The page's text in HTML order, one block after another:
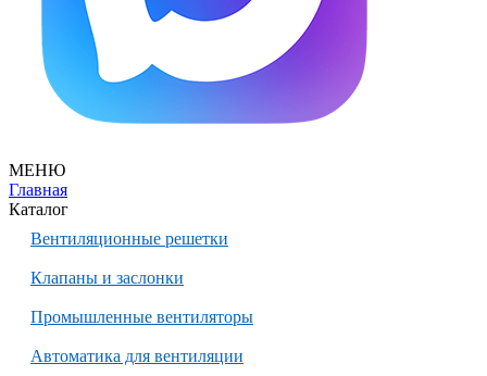
МЕНЮ
Главная
Каталог
Вентиляционные решетки
Клапаны и заслонки
Промышленные вентиляторы
Автоматика для вентиляции